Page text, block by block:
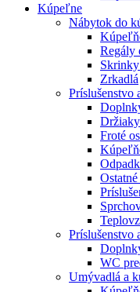
Kúpeľne
Nábytok do
Regály
Zrkadlá
Príslušenstvo
Froté
Príslušenstvo
WC
Umývadlá a